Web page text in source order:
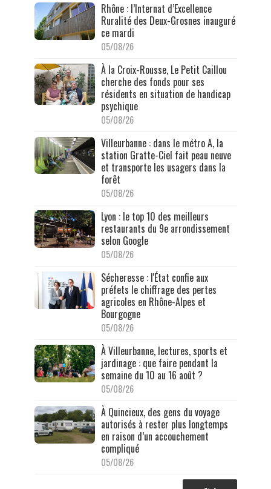
Rhône : l’Internat d’Excellence
Ruralité des Deux-Grosnes inauguré
ce mardi
05/08/26
À la Croix-Rousse, Le Petit Caillou
cherche des fonds pour ses
résidents en situation de handicap
psychique
05/08/26
Villeurbanne : dans le métro A, la
station Gratte-Ciel fait peau neuve
et transporte les usagers dans la
forêt
05/08/26
Lyon : le top 10 des meilleurs
restaurants du 9e arrondissement
selon Google
05/08/26
Sécheresse : l'État confie aux
préfets le chiffrage des pertes
agricoles en Rhône-Alpes et
Bourgogne
05/08/26
À Villeurbanne, lectures, sports et
jardinage : que faire pendant la
semaine du 10 au 16 août ?
05/08/26
À Quincieux, des gens du voyage
autorisés à rester plus longtemps
en raison d’un accouchement
compliqué
05/08/26